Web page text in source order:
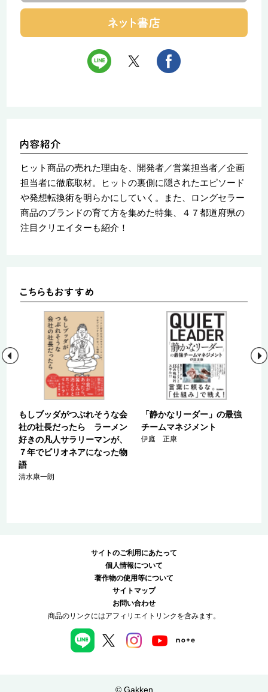
ヒット商品の売れた理由を、開発者／営業担当者／企画
担当者に徹底取材。ヒットの裏側に隠されたエピソード
や発想転換術を明らかにしていく。また、ロングセラー
商品のブランドの育て方を集めた特集、４７都道府県の
注目クリエイターも紹介！
もしブッダがつぶれそうな会
社の社長だったら ラーメン
好きの凡人サラリーマンが、
７年でビリオネアになった物
語
清水康一朗
「静かなリーダー」の最強
チームマネジメント
伊庭 正康
サイトのご利用にあたって
個人情報について
著作物の使用等について
サイトマップ
お問い合わせ
商品のリンクにはアフィリエイトリンクを含みます。
© Gakken